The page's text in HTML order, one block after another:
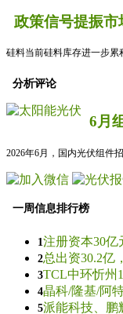
政策信号提振市
硅料当前硅料库存进一步累
分析评论
6月
2026年6月，国内光伏组件
一周信息排行榜
1注册资本30亿
2总出资30.2亿
3TCL中环忻州
4晶科/隆基/阿
5派能科技、鹏